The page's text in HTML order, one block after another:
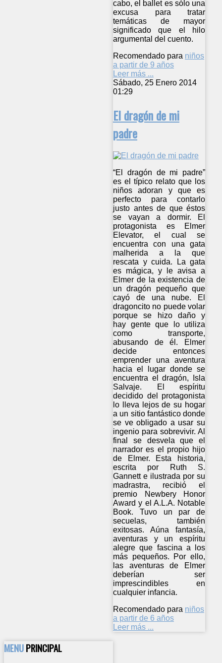
cabo, el ballet es sólo una
excusa para tratar
temáticas de mayor
significado que el hilo
argumental del cuento.
Recomendado para niños
a partir de 9 años
Leer más ...
Sábado, 25 Enero 2014
01:29
El dragón de mi
padre
“El dragón de mi padre”
es el típico relato que los
niños adoran y que es
perfecto para contarlo
justo antes de que éstos
se vayan a dormir. El
protagonista es Elmer
Elevator, el cual se
encuentra con una gata
malherida a la que
rescata y cuida. La gata
es mágica, y le avisa a
Elmer de la existencia de
un dragón pequeño que
cayó de una nube. El
dragoncito no puede volar
porque se hizo daño y
hay gente que lo utiliza
como transporte,
abusando de él. Elmer
decide entonces
emprender una aventura
hacia el lugar donde se
encuentra el dragón, Isla
Salvaje. El espíritu
decidido del protagonista
lo lleva lejos de su hogar
a un sitio fantástico donde
se ve obligado a usar su
ingenio para sobrevivir. Al
final se desvela que el
narrador es el propio hijo
de Elmer. Esta historia,
escrita por Ruth S.
Gannett e ilustrada por su
madrastra, recibió el
premio Newbery Honor
Award y el A.L.A. Notable
Book. Tuvo un par de
secuelas, también
exitosas. Aúna fantasía,
aventuras y un espíritu
alegre que fascina a los
más pequeños. Por ello,
las aventuras de Elmer
deberían ser
imprescindibles en
cualquier infancia.
Recomendado para niños
a partir de 6 años
Leer más ...
MENUPRINCIPAL